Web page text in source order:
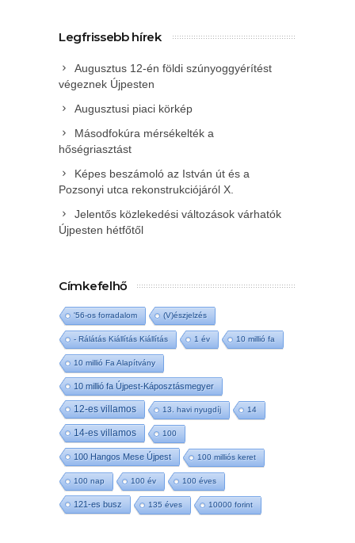
Legfrissebb hírek
Augusztus 12-én földi szúnyoggyérítést
végeznek Újpesten
Augusztusi piaci körkép
Másodfokúra mérsékelték a
hőségriasztást
Képes beszámoló az István út és a
Pozsonyi utca rekonstrukciójáról X.
Jelentős közlekedési változások várhatók
Újpesten hétfőtől
Címkefelhő
'56-os forradalom (V)észjelzés
- Rálátás Kiállítás Kiállítás 1 év 10 millió fa
10 millió Fa Alapítvány
10 millió fa Újpest-Káposztásmegyer
12-es villamos 13. havi nyugdíj 14
14-es villamos 100
100 Hangos Mese Újpest 100 milliós keret
100 nap 100 év 100 éves
121-es busz 135 éves 10000 forint